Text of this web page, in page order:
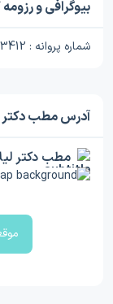
بیوگرافی و
شماره پروانه : 33412
آدرس مطب دکتر
مطب دکتر